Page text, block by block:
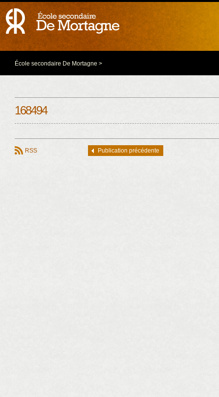
École secondaire De Mortagne >
168494
RSS Publication précédente